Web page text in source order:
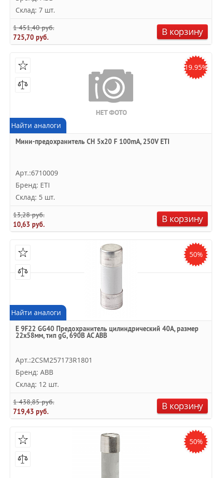
Склад: 7 шт.
1 451,40 руб.
725,70 руб.
В корзину
19.95%
Найти аналоги
Мини-предохранитель CH 5x20 F 100mA, 250V ETI
Арт.:6710009
Бренд: ETI
Склад: 5 шт.
13,28 руб.
10,63 руб.
В корзину
50%
Найти аналоги
E 9F22 GG40 Предохранитель цилиндрический 40А, размер
22х58мм, тип gG, 690В AC ABB
Арт.:2CSM257173R1801
Бренд: ABB
Склад: 12 шт.
1 438,85 руб.
719,43 руб.
В корзину
50%